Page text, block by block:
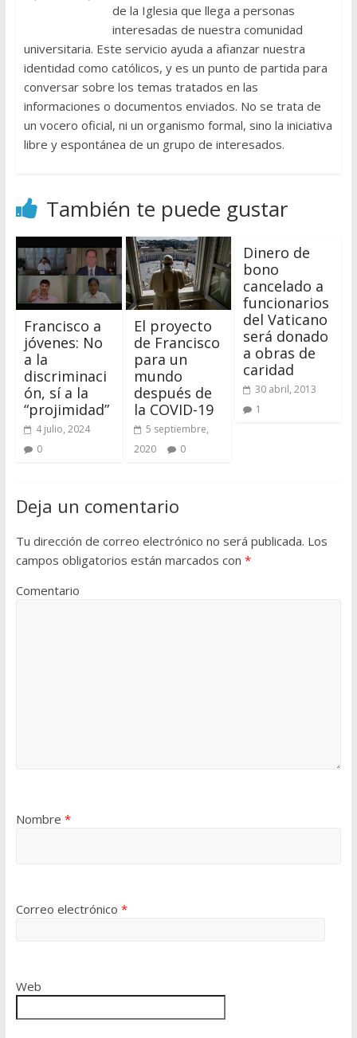
de la Iglesia que llega a personas
interesadas de nuestra comunidad
universitaria. Este servicio ayuda a afianzar nuestra
identidad como católicos, y es un punto de partida para
conversar sobre los temas tratados en las
informaciones o documentos enviados. No se trata de
un vocero oficial, ni un organismo formal, sino la iniciativa
libre y espontánea de un grupo de interesados.
También te puede gustar
Francisco a
jóvenes: No
a la
discriminaci
ón, sí a la
“projimidad”
4 julio, 2024
0
El proyecto
de Francisco
para un
mundo
después de
la COVID-19
5 septiembre,
2020
0
Dinero de
bono
cancelado a
funcionarios
del Vaticano
será donado
a obras de
caridad
30 abril, 2013
1
Deja un comentario
Tu dirección de correo electrónico no será publicada. Los
campos obligatorios están marcados con *
Comentario
Nombre *
Correo electrónico *
Web